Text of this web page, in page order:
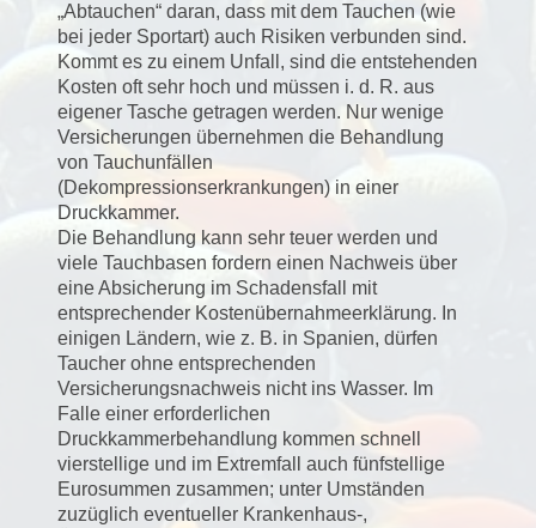
„Abtauchen“ daran, dass mit dem Tauchen (wie
bei jeder Sportart) auch Risiken verbunden sind.
Kommt es zu einem Unfall, sind die entstehenden
Kosten oft sehr hoch und müssen i. d. R. aus
eigener Tasche getragen werden. Nur wenige
Versicherungen übernehmen die Behandlung
von Tauchunfällen
(Dekompressionserkrankungen) in einer
Druckkammer.
Die Behandlung kann sehr teuer werden und
viele Tauchbasen fordern einen Nachweis über
eine Absicherung im Schadensfall mit
entsprechender Kostenübernahmeerklärung. In
einigen Ländern, wie z. B. in Spanien, dürfen
Taucher ohne entsprechenden
Versicherungsnachweis nicht ins Wasser. Im
Falle einer erforderlichen
Druckkammerbehandlung kommen schnell
vierstellige und im Extremfall auch fünfstellige
Eurosummen zusammen; unter Umständen
zuzüglich eventueller Krankenhaus-,